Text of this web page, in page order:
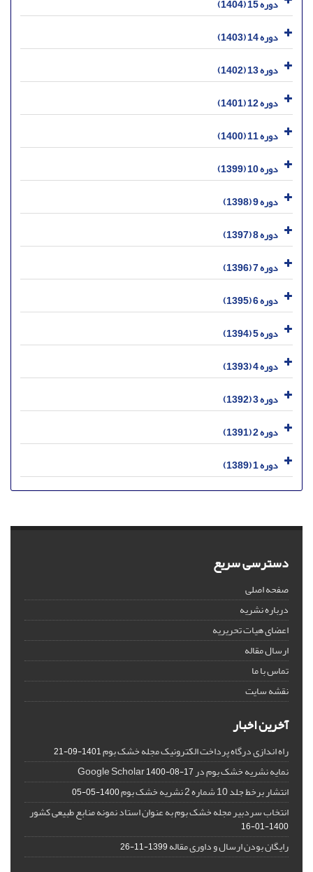
دوره 15 (1404)
دوره 14 (1403)
دوره 13 (1402)
دوره 12 (1401)
دوره 11 (1400)
دوره 10 (1399)
دوره 9 (1398)
دوره 8 (1397)
دوره 7 (1396)
دوره 6 (1395)
دوره 5 (1394)
دوره 4 (1393)
دوره 3 (1392)
دوره 2 (1391)
دوره 1 (1389)
دسترسی سریع
صفحه اصلی
درباره نشریه
اعضای هیات تحریریه
ارسال مقاله
تماس با ما
نقشه سایت
آخرین اخبار
راه اندازی درگاه پرداخت الکترونیک مجله خشک بوم1401-09-21
نمایه نشریه خشک بوم در Google Scholar1400-08-17
انتشار برخط جلد 10 شماره 2 نشریه خشک بوم 1400-05-05
انتخاب سردبیر مجله خشک بوم به عنوان استاد نمونه منابع طبیعی کشور
1400-01-16
رایگان بودن ارسال و داوری مقاله1399-11-26